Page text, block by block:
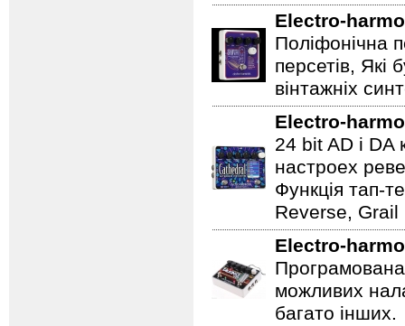
Electro-
Поліфонічна
персетів, Які
вінтажніх
Electro-
24 bit AD і
настроех
Функція тап-
Reverse, Grail
Electro-
можливих
багато інших.